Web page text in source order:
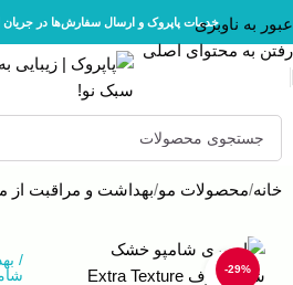
عبور به ناوبری
رفتن به محتوای اصلی
خدمات پاپروک و ارسال سفارش‌ها در
خانه محصولات مو بهداشت و مراقبت از
-29% بزرگنمایی تصویر
/